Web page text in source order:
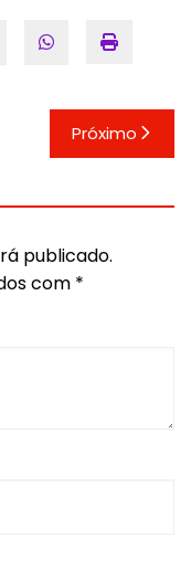
Próximo
publicado.
com *